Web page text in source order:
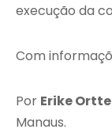
execução da
Com
Por Erike
Manaus.